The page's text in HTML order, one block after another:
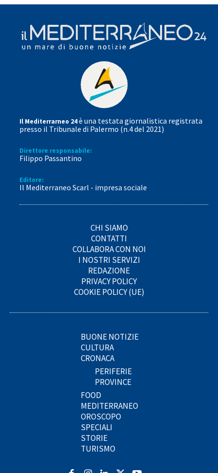
Il Mediterrarneo 24è una testata giornalistica registrata
presso il Tribunale di Palermo (n.4 del 2021)
Direttore responsabile:
Filippo Passantino
Editore:
Il Mediterraneo Scarl - impresa sociale
CHI SIAMO
CONTATTI
COLLABORA CON NOI
I NOSTRI SERVIZI
REDAZIONE
PRIVACY POLICY
COOKIE POLICY (UE)
BUONE NOTIZIE
CULTURA
CRONACA
PERIFERIE
PROVINCE
FOOD
MEDITERRANEO
OROSCOPO
SPECIALI
STORIE
TURISMO